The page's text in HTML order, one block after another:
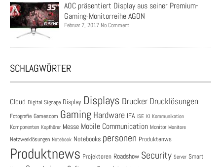
AOC präsentiert Display aus seiner Premium-
Gaming-Monitorreihe AGON
Februar 7, 2017 No Comment
SCHLAGWÖRTER
Cloud Digital Signage Display Displays Drucker Drucklösungen
Fotografie Gamescom Gaming Hardware IFA ISE KI Kommunikation
Komponenten Kopfhörer Messe Mobile Communication Monitor Monitore
Netzwerklösungen Notebook Notebooks personen Produktenws
Produktnews Projektoren Roadshow Security Server Smart